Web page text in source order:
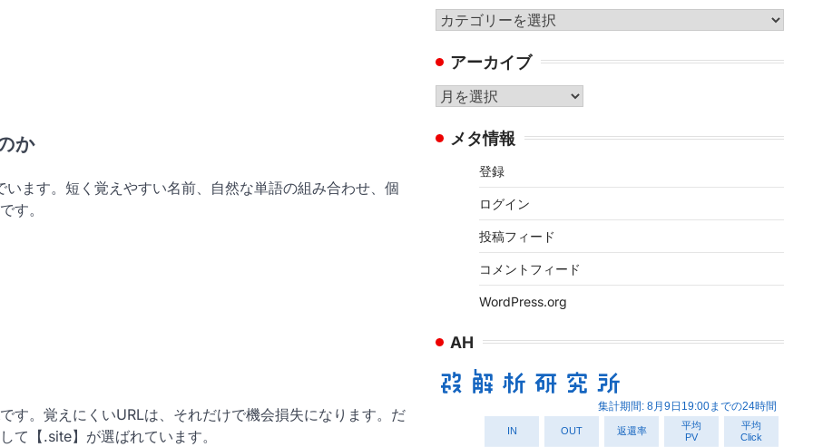
か
います。短く覚えやすい名前、自然な単語の組み合わせ、個
す。
です。覚えにくいURLは、それだけで機会損失になります。だ
て【.site】が選ばれています。
カ
ゴ
リ
ー
アーカイブ
ア
カ メタ情報
登録
ログイン
投稿フィード
コメントフィード
WordPress.org
AH